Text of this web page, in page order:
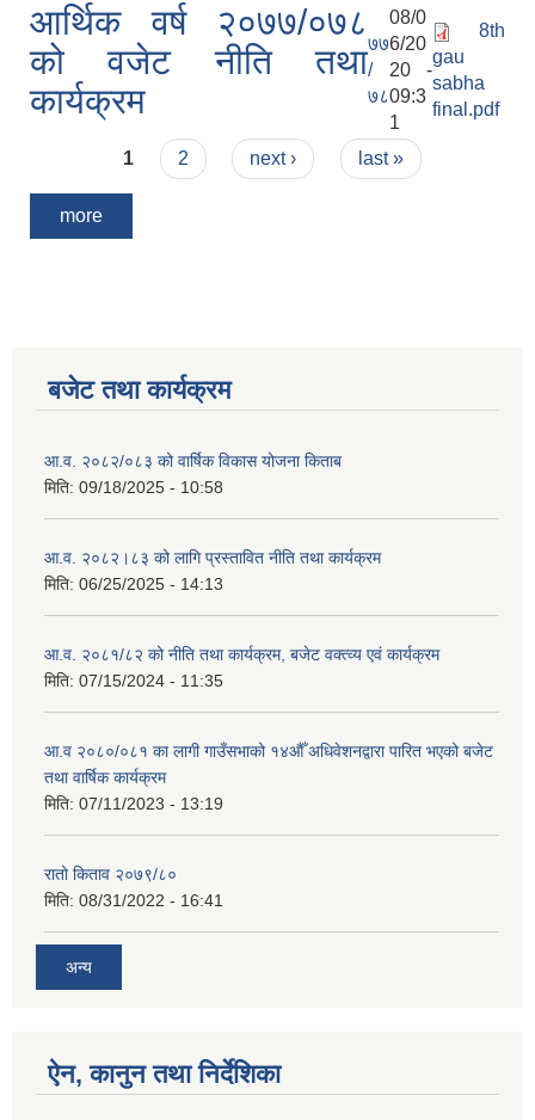
आर्थिक वर्ष २०७७/०७८
को वजेट नीति तथा
कार्यक्रम
७७
/
७८
08/0
6/20
20 -
09:3
1
8th
gau
sabha
final.pdf
Pages
1 2 next › last »
more
बजेट तथा कार्यक्रम
आ.व. २०८२/०८३ को वार्षिक विकास योजना किताब
मिति: 09/18/2025 - 10:58
आ.व. २०८२।८३ को लागि प्रस्तावित नीति तथा कार्यक्रम
मिति: 06/25/2025 - 14:13
आ.व. २०८१/८२ को नीति तथा कार्यक्रम, बजेट वक्त्व्य एवं कार्यक्रम
मिति: 07/15/2024 - 11:35
आ.व २०८०/०८१ का लागी गाउँसभाको १४औँ अधिवेशनद्वारा पारित भएको बजेट
तथा वार्षिक कार्यक्रम
मिति: 07/11/2023 - 13:19
रातो किताव २०७९/८०
मिति: 08/31/2022 - 16:41
अन्य
ऐन, कानुन तथा निर्देशिका